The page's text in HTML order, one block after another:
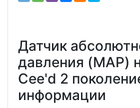
Датчик
давления (MAP)
Cee'd 2
информации